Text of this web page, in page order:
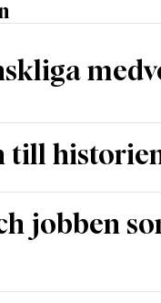
till
jobben